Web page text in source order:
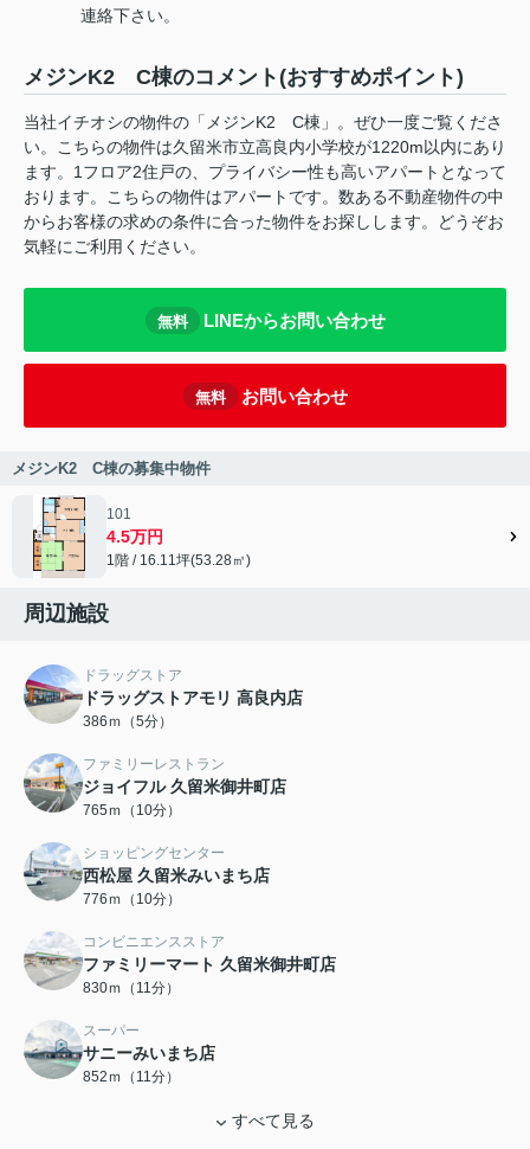
連絡下さい。
メジンK2 C棟のコメント(おすすめポイント)
当社イチオシの物件の「メジンK2 C棟」。ぜひ一度ご覧くださ
い。こちらの物件は久留米市立高良内小学校が1220m以内にあり
ます。1フロア2住戸の、プライバシー性も高いアパートとなって
おります。こちらの物件はアパートです。数ある不動産物件の中
からお客様の求めの条件に合った物件をお探しします。どうぞお
気軽にご利用ください。
無料 LINEからお問い合わせ
無料 お問い合わせ
メジンK2 C棟の募集中物件
101
4.5万円
1階 / 16.11坪(53.28㎡)
周辺施設
ドラッグストア
ドラッグストアモリ 高良内店
386ｍ（5分）
ファミリーレストラン
ジョイフル 久留米御井町店
765ｍ（10分）
ショッピングセンター
西松屋 久留米みいまち店
776ｍ（10分）
コンビニエンスストア
ファミリーマート 久留米御井町店
830ｍ（11分）
スーパー
サニーみいまち店
852ｍ（11分）
すべて見る